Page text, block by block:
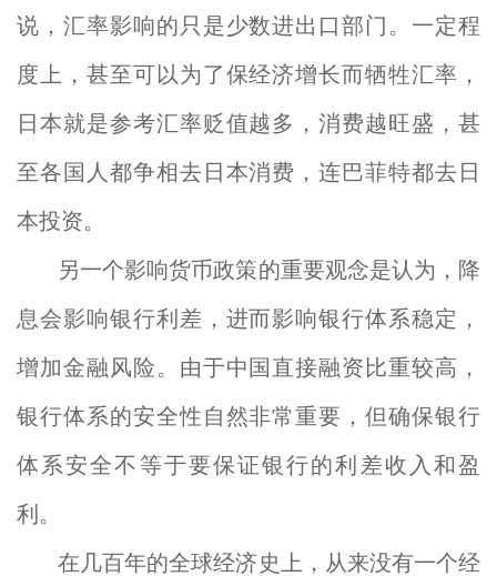
说，汇率影响的只是少数进出口部门。一定程
度上，甚至可以为了保经济增长而牺牲汇率，
日本就是参考汇率贬值越多，消费越旺盛，甚
至各国人都争相去日本消费，连巴菲特都去日
本投资。
另一个影响货币政策的重要观念是认为，降
息会影响银行利差，进而影响银行体系稳定，
增加金融风险。由于中国直接融资比重较高，
银行体系的安全性自然非常重要，但确保银行
体系安全不等于要保证银行的利差收入和盈
利。
在几百年的全球经济史上，从来没有一个经